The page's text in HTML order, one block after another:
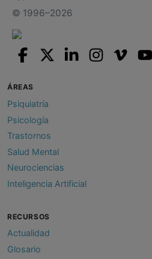
© 1996–2026
ÁREAS
Psiquiatría
Psicología
Trastornos
Salud Mental
Neurociencias
Inteligencia Artificial
RECURSOS
Actualidad
Glosario